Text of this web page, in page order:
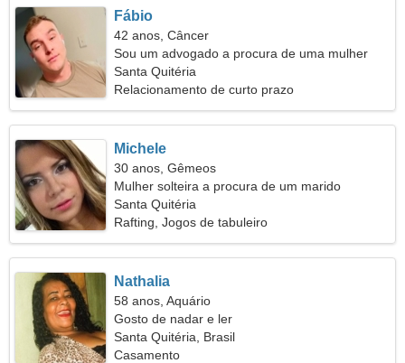
Fábio
42 anos, Câncer
Sou um advogado a procura de uma mulher
atraente
Santa Quitéria
Relacionamento de curto prazo
Michele
30 anos, Gêmeos
Mulher solteira a procura de um marido
Santa Quitéria
Rafting, Jogos de tabuleiro
Nathalia
58 anos, Aquário
Gosto de nadar e ler
Santa Quitéria, Brasil
Casamento